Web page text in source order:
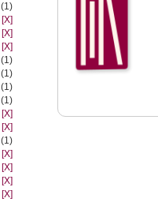
(1)
[X]
[X]
[X]
(1)
(1)
(1)
(1)
[X]
[X]
(1)
[X]
[X]
[X]
[X]